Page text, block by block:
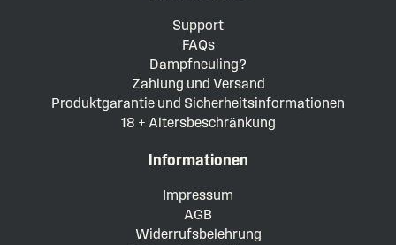
Support
FAQs
Dampfneuling?
Zahlung und Versand
Produktgarantie und Sicherheitsinformationen
18 + Altersbeschränkung
Informationen
Impressum
AGB
Widerrufsbelehrung